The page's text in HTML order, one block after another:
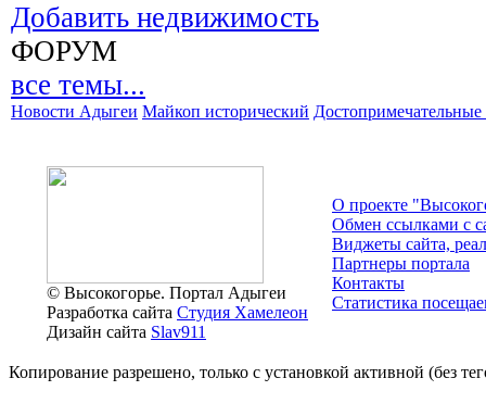
Добавить недвижимость
ФОРУМ
все темы...
Новости Адыгеи Майкоп исторический Достопримечательные
© Высокогорье. Портал Адыгеи
Разработка сайта Студия Хамелеон
Дизайн сайта Slav911
О проекте
Обмен ссылками c
Виджеты сайта,
Партнеры портала
Контакты
Статистика
Копирование разрешено, только с установкой активной (без